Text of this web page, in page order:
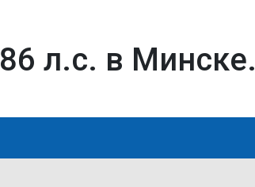
л.с. в Минске.